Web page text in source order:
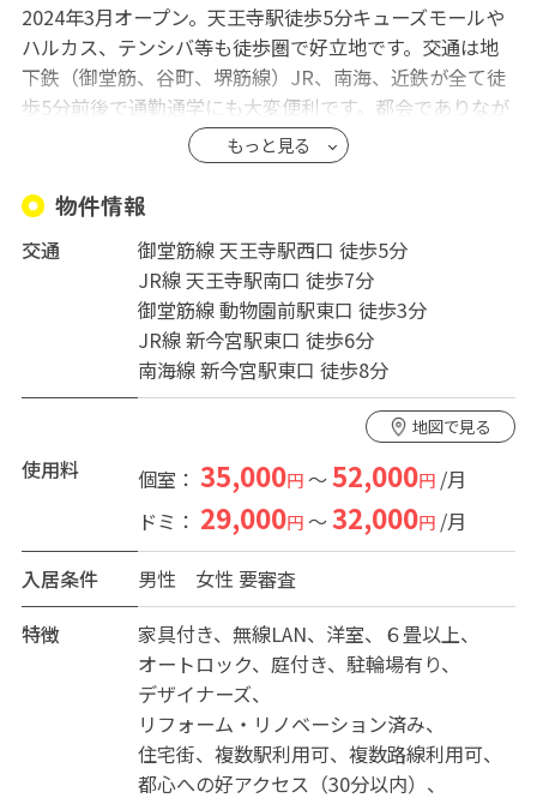
2024年3月オープン。天王寺駅徒歩5分キューズモールや
ハルカス、テンシバ等も徒歩圏で好立地です。交通は地
下鉄（御堂筋、谷町、堺筋線）JR、南海、近鉄が全て徒
歩5分前後で通勤通学にも大変便利です。都会でありなが
らゆっくりと時間が流れる下町にハウスがあります。入
居者様同士はもちろん近隣の方とも気軽に挨拶を交わせ
る温かいハウスです。ハウスはオープン前に全面リノベ
ーションをしており外観、内装共にこだわりが詰まって
います。バルミューダやReFaなどの家電が揃うオシャレ
な空間で充実した生活を送ってください。
もっと見る
物件情報
交通
御堂筋線 天王寺駅西口 徒歩5分
JR線 天王寺駅南口 徒歩7分
御堂筋線 動物園前駅東口 徒歩3分
JR線 新今宮駅東口 徒歩6分
南海線 新今宮駅東口 徒歩8分
地図で見る
使用料 個室： 35,000円～52,000円/月
ドミ： 29,000円～32,000円/月
入居条件
男性 女性 要審査
特徴
家具付き 無線LAN 洋室
６畳以上
オートロック
庭付き
駐輪場有り
デザイナーズ
リフォーム・リノベーション済み
住宅街
複数駅利用可
複数路線利用可
都心への好アクセス（30分以内）